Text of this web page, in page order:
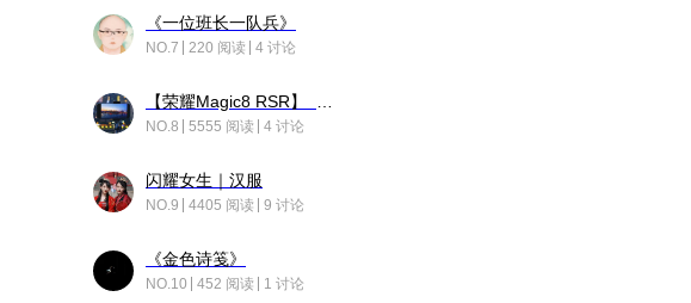
《一位班长一队兵》
NO.7 220 阅读 4 讨论
NO.8 5555 阅读 4 讨论
闪耀女生｜汉服
NO.9 4405 阅读 9 讨论
《金色诗笺》
NO.10 452 阅读 1 讨论